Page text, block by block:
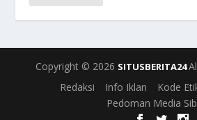
Copyright © 2026 SITUSBERITA24
Redaksi
Info Iklan
Kode
Pedoman Media